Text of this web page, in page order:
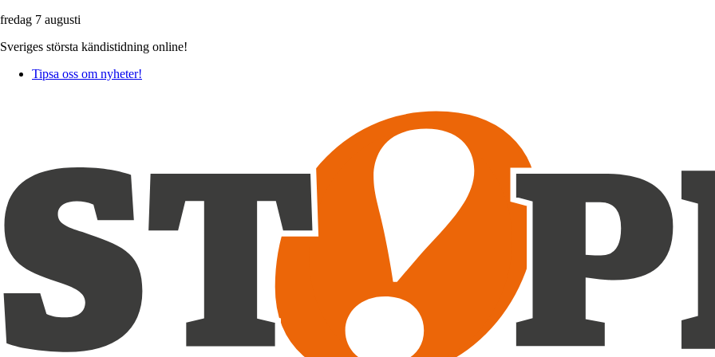
fredag 7 augusti
Sveriges största kändistidning online!
Tipsa oss om nyheter!